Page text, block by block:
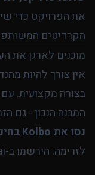
את הפרויקט כדי
הקרדיטים
מוכנים לארגן את
אין צורך להיות
בצורה מקצועית. עם
המבנה הנכון - גם
נסו את Kolbo בחינם
לזרימה. הירשמו ב-